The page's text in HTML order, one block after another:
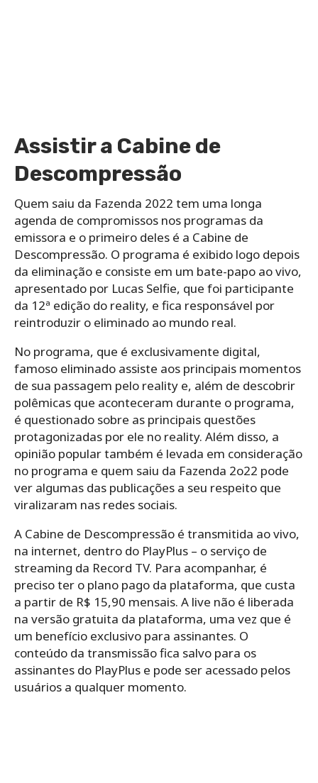
Assistir a Cabine de
Descompressão
Quem saiu da Fazenda 2022 tem uma longa
agenda de compromissos nos programas da
emissora e o primeiro deles é a Cabine de
Descompressão. O programa é exibido logo depois
da eliminação e consiste em um bate-papo ao vivo,
apresentado por Lucas Selfie, que foi participante
da 12ª edição do reality, e fica responsável por
reintroduzir o eliminado ao mundo real.
No programa, que é exclusivamente digital,
famoso eliminado assiste aos principais momentos
de sua passagem pelo reality e, além de descobrir
polêmicas que aconteceram durante o programa,
é questionado sobre as principais questões
protagonizadas por ele no reality. Além disso, a
opinião popular também é levada em consideração
no programa e quem saiu da Fazenda 2o22 pode
ver algumas das publicações a seu respeito que
viralizaram nas redes sociais.
A Cabine de Descompressão é transmitida ao vivo,
na internet, dentro do PlayPlus – o serviço de
streaming da Record TV. Para acompanhar, é
preciso ter o plano pago da plataforma, que custa
a partir de R$ 15,90 mensais. A live não é liberada
na versão gratuita da plataforma, uma vez que é
um benefício exclusivo para assinantes. O
conteúdo da transmissão fica salvo para os
assinantes do PlayPlus e pode ser acessado pelos
usuários a qualquer momento.